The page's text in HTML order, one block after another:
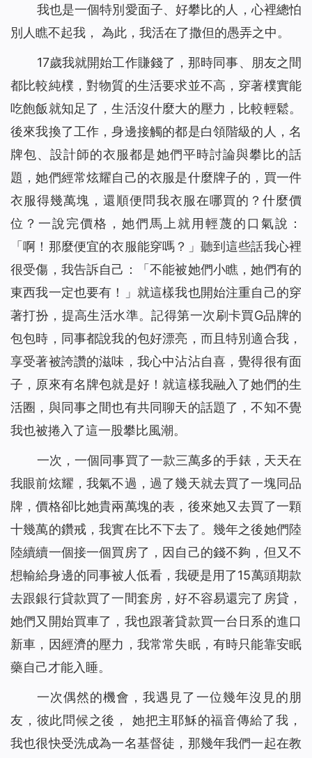
我也是一個特別愛面子、好攀比的人，心裡總怕
別人瞧不起我， 為此，我活在了撒但的愚弄之中。
17歲我就開始工作賺錢了，那時同事、朋友之間
都比較純樸，對物質的生活要求並不高，穿著樸實能
吃飽飯就知足了，生活沒什麼大的壓力，比較輕鬆。
後來我換了工作，身邊接觸的都是白領階級的人，名
牌包、設計師的衣服都是她們平時討論與攀比的話
題，她們經常炫耀自己的衣服是什麼牌子的，買一件
衣服得幾萬塊，還順便問我衣服在哪買的？什麼價
位？一說完價格，她們馬上就用輕蔑的口氣說：
「啊！那麼便宜的衣服能穿嗎？」聽到這些話我心裡
很受傷，我告訴自己：「不能被她們小瞧，她們有的
東西我一定也要有！」就這樣我也開始注重自己的穿
著打扮，提高生活水準。記得第一次刷卡買G品牌的
包包時，同事都說我的包好漂亮，而且特別適合我，
享受著被誇讚的滋味，我心中沾沾自喜，覺得很有面
子，原來有名牌包就是好！就這樣我融入了她們的生
活圈，與同事之間也有共同聊天的話題了，不知不覺
我也被捲入了這一股攀比風潮。
一次，一個同事買了一款三萬多的手錶，天天在
我眼前炫耀，我氣不過，過了幾天就去買了一塊同品
牌，價格卻比她貴兩萬塊的表，後來她又去買了一顆
十幾萬的鑽戒，我實在比不下去了。幾年之後她們陸
陸續續一個接一個買房了，因自己的錢不夠，但又不
想輸給身邊的同事被人低看，我硬是用了15萬頭期款
去跟銀行貸款買了一間套房，好不容易還完了房貸，
她們又開始買車了，我也跟著貸款買一台日系的進口
新車，因經濟的壓力，我常常失眠，有時只能靠安眠
藥自己才能入睡。
一次偶然的機會，我遇見了一位幾年沒見的朋
友，彼此問候之後， 她把主耶穌的福音傳給了我，
我也很快受洗成為一名基督徒，那幾年我們一起在教